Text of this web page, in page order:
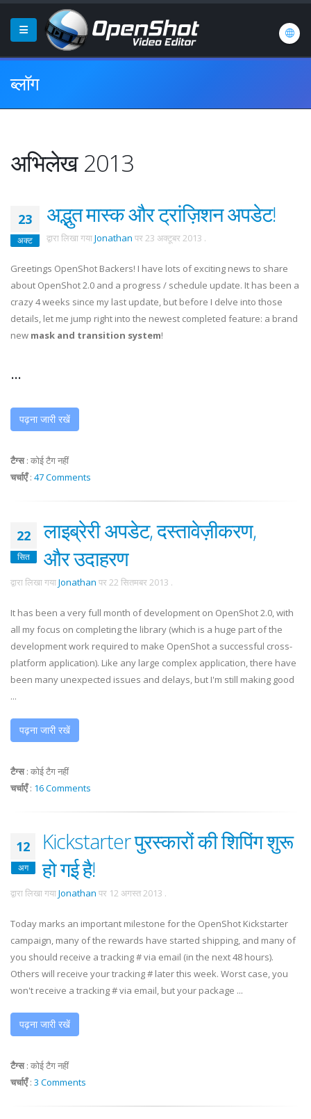
ब्लॉग
अभिलेख 2013
23
अक्ट
अद्भुत मास्क और ट्रांज़िशन अपडेट!
द्वारा लिखा गयाJonathan पर23 अक्टूबर 2013 .
Greetings OpenShot Backers! I have lots of exciting news to share
about OpenShot 2.0 and a progress / schedule update. It has been a
crazy 4 weeks since my last update, but before I delve into those
details, let me jump right into the newest completed feature: a brand
new mask and transition system!
...
पढ़ना जारी रखें
टैग्स: कोई टैग नहीं
चर्चाएँ: 47 Comments
22
सित
लाइब्रेरी अपडेट, दस्तावेज़ीकरण,
और उदाहरण
द्वारा लिखा गयाJonathan पर22 सितमबर 2013 .
It has been a very full month of development on OpenShot 2.0, with
all my focus on completing the library (which is a huge part of the
development work required to make OpenShot a successful cross-
platform application). Like any large complex application, there have
been many unexpected issues and delays, but I'm still making good
...
पढ़ना जारी रखें
टैग्स: कोई टैग नहीं
चर्चाएँ: 16 Comments
12
अग
Kickstarter पुरस्कारों की शिपिंग शुरू
हो गई है!
द्वारा लिखा गयाJonathan पर 12 अगस्त 2013 .
Today marks an important milestone for the OpenShot Kickstarter
campaign, many of the rewards have started shipping, and many of
you should receive a tracking # via email (in the next 48 hours).
Others will receive your tracking # later this week. Worst case, you
won't receive a tracking # via email, but your package ...
पढ़ना जारी रखें
टैग्स: कोई टैग नहीं
चर्चाएँ: 3 Comments